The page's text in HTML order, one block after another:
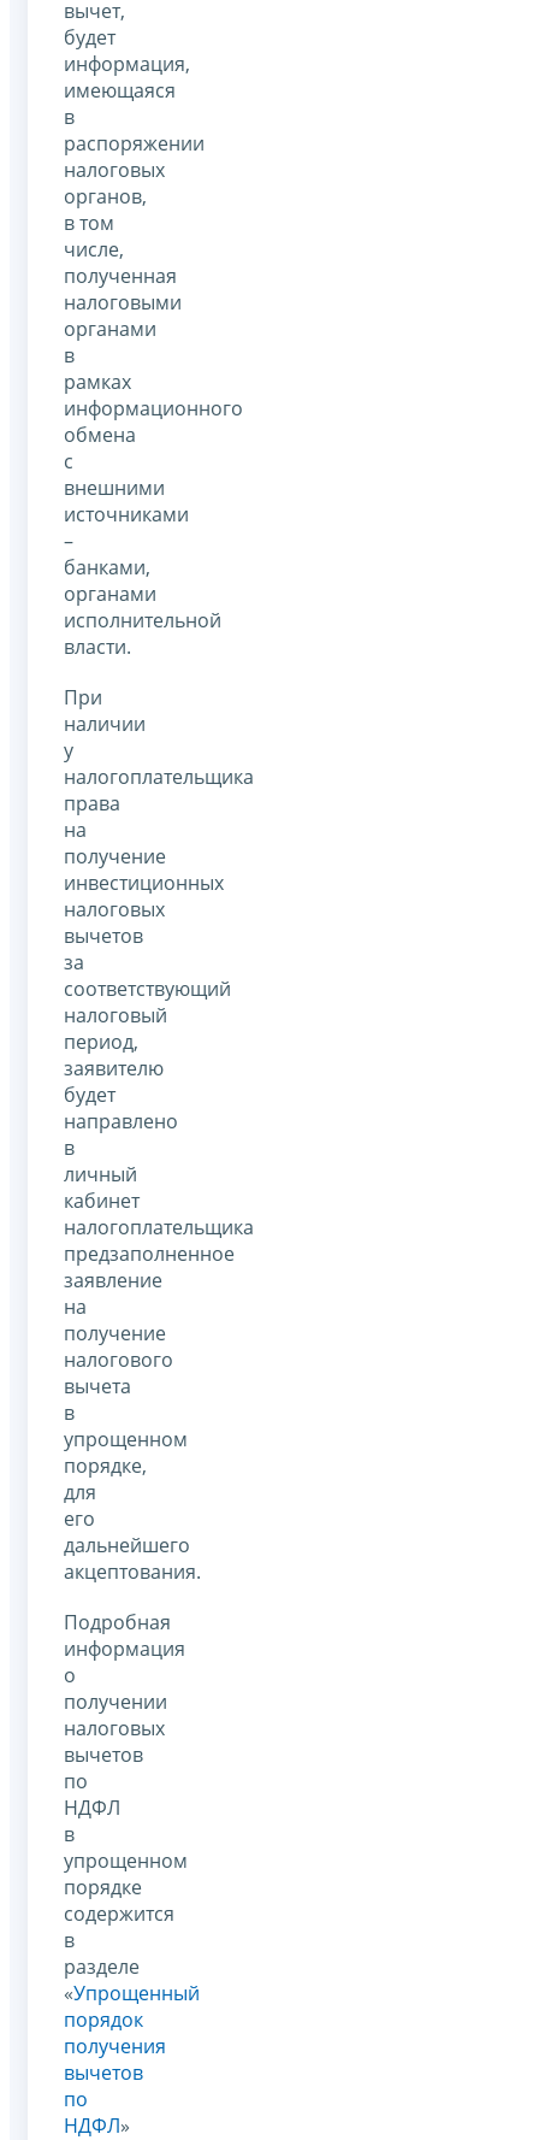
вычет,
будет
информация,
имеющаяся
в
распоряжении
налоговых
органов,
в том
числе,
полученная
налоговыми
органами
в
рамках
информационного
обмена
с
внешними
источниками
–
банками,
органами
исполнительной
власти.
При
наличии
у
налогоплательщика
права
на
получение
инвестиционных
налоговых
вычетов
за
соответствующий
налоговый
период,
заявителю
будет
направлено
в
личный
кабинет
налогоплательщика
предзаполненное
заявление
на
получение
налогового
вычета
в
упрощенном
порядке,
для
его
дальнейшего
акцептования.
Подробная
информация
о
получении
налоговых
вычетов
по
НДФЛ
в
упрощенном
порядке
содержится
в
разделе
«Упрощенный
порядок
получения
вычетов
по
НДФЛ»